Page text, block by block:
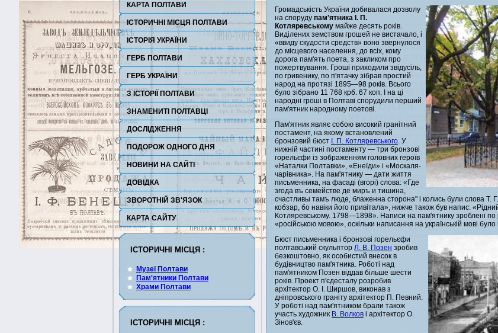
КАРТА ПОЛТАВИ
ІСТОРИЧНІ МІСЦЯ ПОЛТАВИ
ІСТОРІЯ УКРАЇНИ
ГЕРБ ПОЛТАВИ
ГЕРБ УКРАЇНИ
З ІСТОРІЇ ПОЛТАВИ
ЗНАМЕНИТІ ПОЛТАВЦІ
ДОСЛІДЖЕННЯ
ПОДОРОЖ ОДНОГО ДНЯ
НОВИНИ НА САЙТІ
ДОВІДКА
ЗВОРОТНІЙ ЗВ'ЯЗОК
КАРТА САЙТУ
ІСТОРИЧНІ МІСЦЯ :
Музеї Полтави
Пам'ятники Полтави
Храми Полтави
ІСТОРИЧНІ МІСЦЯ :
Громадськість України добивалася дозволу
на споруду пам'ятника І. П.
Котляревському майже десять років.
Виділених земством грошей не вистачало, і
«ввиду скудости средств» воно звернулося
до місцевого населення, до всіх, кому
дорога пам'ять поета, з закликом про
пожертвування. Гроші приходили звідусіль,
по гривенику, по п'ятачку зібрав простий
народ на протязі 1895—98 років. Всього
було зібрано 11 768 крб. 67 коп. І на ці
народні гроші в Полтаві спорудили перший
пам'ятник народному поетові.
Пам'ятник являє собою високий гранітний
постамент, на якому встановлений
бронзовий бюст І. П. Котляревського. У
нижній частині постаменту — три бронзові
горельєфи із зображенням головних героїв
«Наталки Полтавки», «Енеїди» і «Москаля-
чарівника». На пам'ятнику — дати життя
письменника, на фасаді (вгорі) слова: «Где
згода въ семействе де миръ и тишина,
счастливы тамъ люде, блаженна сторона" і колись були слова Т.
кобзар, бо навіки його привітала», нижче також був напис:
Котляревському. 1798—1898». Написи на пам'ятнику зроблені по
«російською мовою», оскільки написання на українській мові
Бюст письменника і бронзові горельєфи
полтавський скульптор Л. В. Позен зробив
безкоштовно, як особистий внесок в
будівництво пам'ятника. Роботі над
пам'ятником Позен віддав більше шести
років. Проект п'єдесталу розробив
архітектор О. І. Ширшов, виконав з
дніпровського граніту архітектор П. Певний.
У роботі над пам'ятником брали також
участь художник В. Волков і архітектор О.
Зінов'єв.